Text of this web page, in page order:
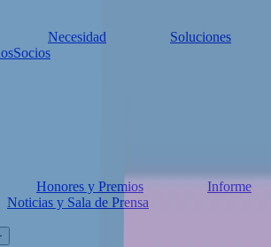
Necesidad
Soluciones
Socios
Honores y Premios
Informe
Noticias y Sala de Prensa